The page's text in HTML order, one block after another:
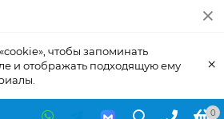
чтобы запоминать
и отображать подходящую ему
×
0